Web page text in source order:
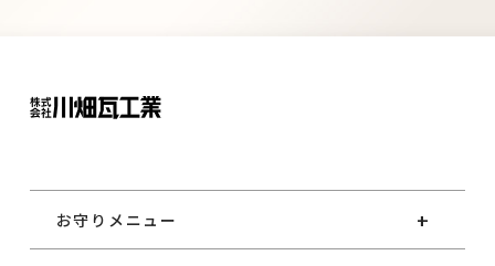
お守りメニュー